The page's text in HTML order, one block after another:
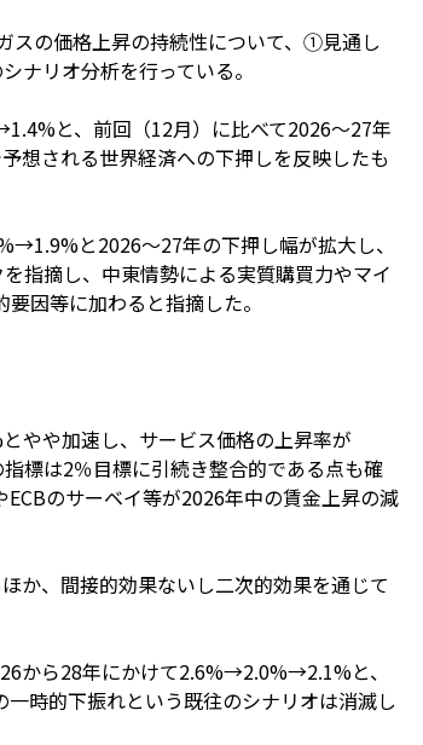
スの価格上昇の持続性について、①見通し
ナリオ分析を行っている。
と、前回（12月）に比べて2026～27年
想される世界経済への下押しを反映したも
と2026～27年の下押し幅が拡大し、
指摘し、中東情勢による実質購買力やマイ
因等に加わると指摘した。
やや加速し、サービス価格の上昇率が
標は2％目標に引続き整合的である点も確
のサーベイ等が2026年中の賃金上昇の減
か、間接的効果ないし二次的効果を通じて
から28年にかけて2.6%→2.0%→2.1%と、
時的下振れという既往のシナリオは消滅し